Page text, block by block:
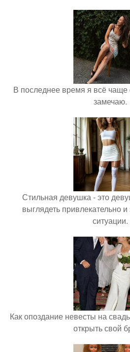
В последнее время я всё чаще
замечаю.
Стильная девушка - это
выглядеть привлекательно
ситуации.
Как опоздание невесты на
открыть свой